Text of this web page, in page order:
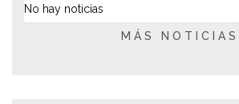
No hay noticias
MÁS NOTICIAS